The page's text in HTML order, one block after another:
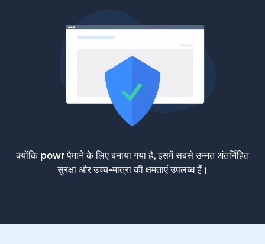
क्योंकि powr पैमाने के लिए बनाया गया है, इसमें सबसे उन्नत अंतर्निहित
सुरक्षा और उच्च-मात्रा की क्षमताएं उपलब्ध हैं।